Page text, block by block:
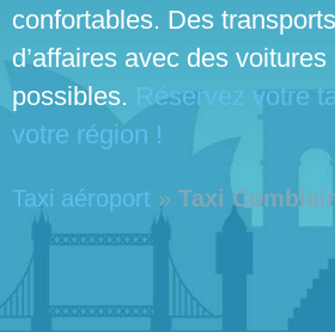
confortables. Des
d’affaires avec des
possibles. Réservez votre
votre région !
Taxi aéroport » Taxi